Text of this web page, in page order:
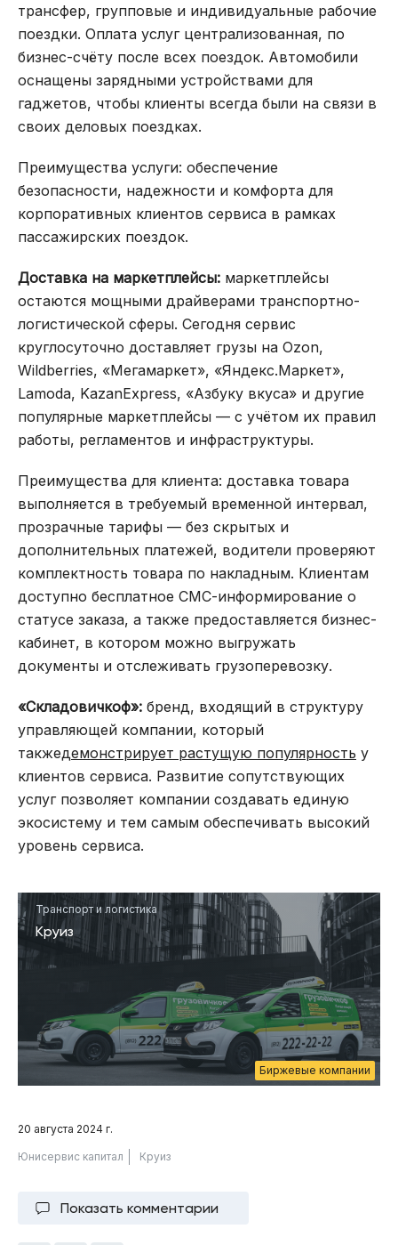
трансфер, групповые и индивидуальные рабочие
поездки. Оплата услуг централизованная, по
бизнес-счёту после всех поездок. Автомобили
оснащены зарядными устройствами для
гаджетов, чтобы клиенты всегда были на связи в
своих деловых поездках.
Преимущества услуги: обеспечение
безопасности, надежности и комфорта для
корпоративных клиентов сервиса в рамках
пассажирских поездок.
Доставка на маркетплейсы: маркетплейсы
остаются мощными драйверами транспортно-
логистической сферы. Сегодня сервис
круглосуточно доставляет грузы на Ozon,
Wildberries, «Мегамаркет», «Яндекс.Маркет»,
Lamoda, KazanExpress, «Азбуку вкуса» и другие
популярные маркетплейсы — с учётом их правил
работы, регламентов и инфраструктуры.
Преимущества для клиента: доставка товара
выполняется в требуемый временной интервал,
прозрачные тарифы — без скрытых и
дополнительных платежей, водители проверяют
комплектность товара по накладным. Клиентам
доступно бесплатное СМС-информирование о
статусе заказа, а также предоставляется бизнес-
кабинет, в котором можно выгружать
документы и отслеживать грузоперевозку.
«Складовичкоф»: бренд, входящий в структуру
управляющей компании, который
такжедемонстрирует растущую популярность у
клиентов сервиса. Развитие сопутствующих
услуг позволяет компании создавать единую
экосистему и тем самым обеспечивать высокий
уровень сервиса.
Биржевые компании
Транспорт и логистика
Круиз
20 августа 2024 г.
Юнисервис капитал Круиз
Показать комментарии